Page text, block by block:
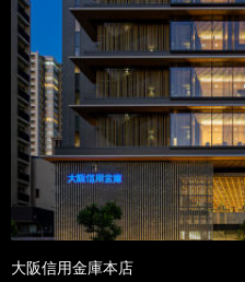
大阪信用金庫本店